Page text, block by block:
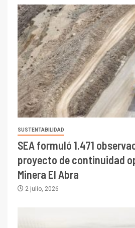
SUSTENTABILIDAD
SEA formuló 1.471
proyecto de continuidad
Minera El Abra
2 julio, 2026